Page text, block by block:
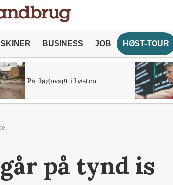
BUSINESS JOB HØST-TOUR
På døgnvagt i høsten
på tynd is